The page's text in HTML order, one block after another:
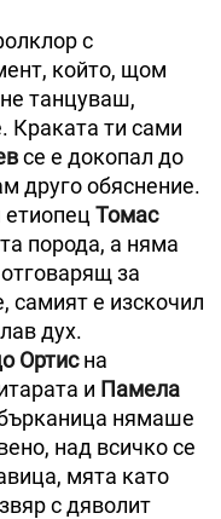
с
който, щом
танцуваш,
Краката ти сами
се е докопал до
друго обяснение.
Томас
порода, а няма
за
самият е изскочил
дух.
Ортисна
и Памела
нямаше
над всичко се
мята като
с дяволит